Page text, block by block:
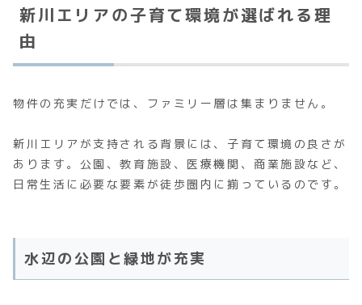
新川エリアの子育て環境が選ばれる理
由
物件の充実だけでは、ファミリー層は集まりません。
新川エリアが支持される背景には、子育て環境の良さが
あります。公園、教育施設、医療機関、商業施設など、
日常生活に必要な要素が徒歩圏内に揃っているのです。
水辺の公園と緑地が充実